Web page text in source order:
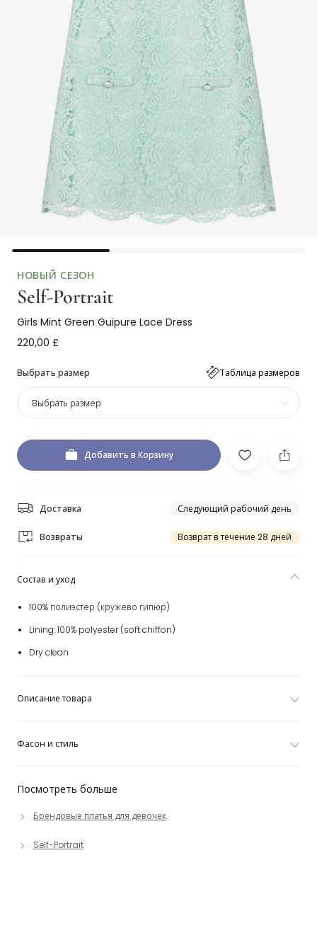
НОВЫЙ СЕЗОН
Self-Portrait
Girls Mint Green Guipure Lace Dress
220,00 £
Выбрать размер Таблица размеров
Выбрать размер
Добавить в Корзину
Доставка Следующий рабочий день
Возвраты Возврат в течение 28 дней
Посмотреть больше
Брендовые платья для девочек
Self-Portrait
Состав и уход
100% полиэстер (кружево гипюр)
Lining: 100% polyester (soft chiffon)
Dry clean
Описание товара
Фасон и стиль